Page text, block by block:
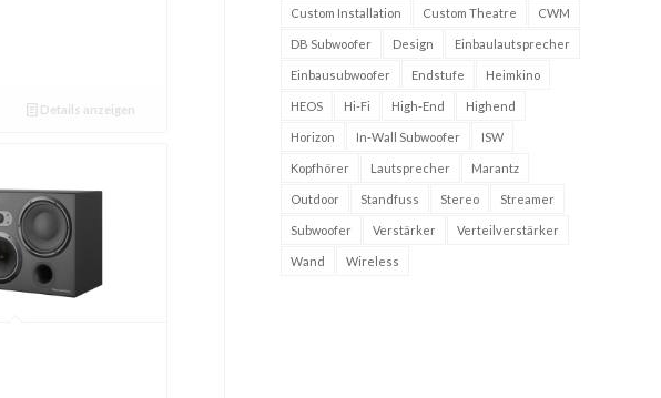
Details anzeigen
Custom Installation Custom Theatre CWM
DB Subwoofer Design Einbaulautsprecher
Einbausubwoofer Endstufe Heimkino
HEOS Hi-Fi High-End Highend
Horizon In-Wall Subwoofer ISW
Kopfhörer Lautsprecher Marantz
Outdoor Standfuss Stereo Streamer
Subwoofer Verstärker Verteilverstärker
Wand Wireless